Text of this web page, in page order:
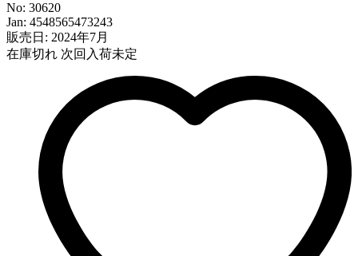
No: 30620
Jan: 4548565473243
販売日: 2024年7月
在庫切れ 次回入荷未定